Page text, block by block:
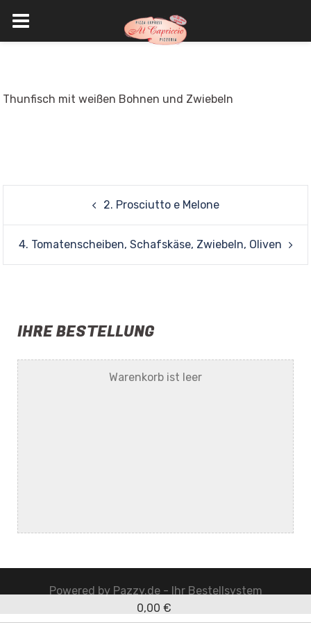
Thunfisch mit weißen Bohnen und Zwiebeln
Post
navigation
2. Prosciutto e Melone
4. Tomatenscheiben, Schafskäse, Zwiebeln, Oliven
IHRE BESTELLUNG
Warenkorb ist leer
Powered by Pazzy.de - Ihr Bestellsystem
0,00 €